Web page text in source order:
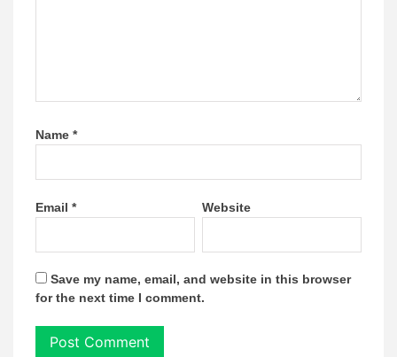
Name *
Email * Website
Save my name, email, and website in this browser
for the next time I comment.